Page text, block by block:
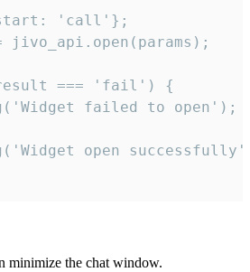
'call'};
=== 'fail') {
failed to open');
open
minimize the chat window.